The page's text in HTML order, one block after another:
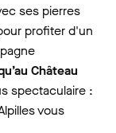
ses pierres
profiter d'un
Château
spectaculaire :
vous